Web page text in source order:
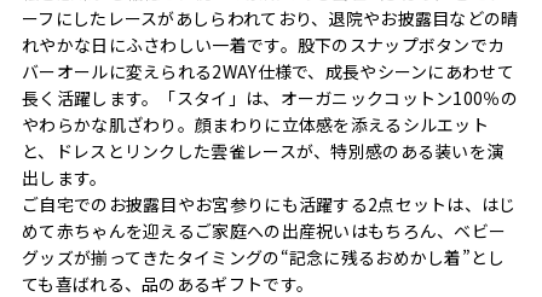
ーフにしたレースがあしらわれており、退院やお披露目などの晴
れやかな日にふさわしい一着です。股下のスナップボタンでカ
バーオールに変えられる2WAY仕様で、成長やシーンにあわせて
長く活躍します。「スタイ」は、オーガニックコットン100％の
やわらかな肌ざわり。顔まわりに立体感を添えるシルエット
と、ドレスとリンクした雲雀レースが、特別感のある装いを演
出します。
ご自宅でのお披露目やお宮参りにも活躍する2点セットは、はじ
めて赤ちゃんを迎えるご家庭への出産祝いはもちろん、ベビー
グッズが揃ってきたタイミングの“記念に残るおめかし着”とし
ても喜ばれる、品のあるギフトです。